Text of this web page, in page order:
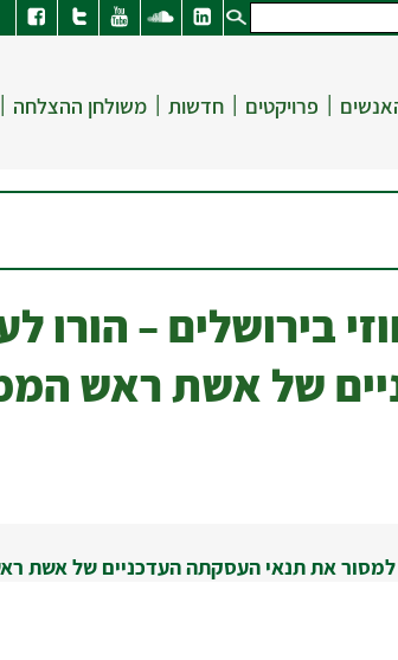
| פרויקטים | חדשות | משולחן ההצלחה |
– הורו
של אשת ראש
למסור את תנאי העסקתה העדכניים של אשת